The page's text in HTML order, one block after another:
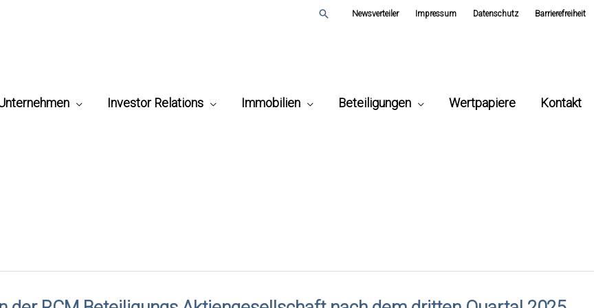
SuchenNewsverteiler Impressum Datenschutz Barrierefreiheit
Investor Relations Immobilien Beteiligungen Wertpapiere Kontakt